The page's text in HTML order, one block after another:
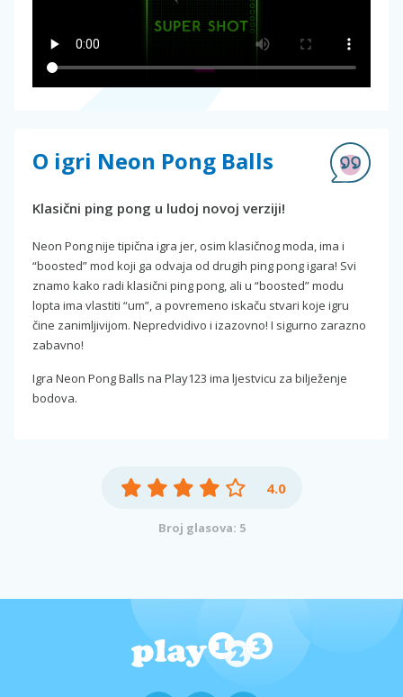
O igri Neon Pong Balls
Klasični ping pong u ludoj novoj verziji!
Neon Pong nije tipična igra jer, osim klasičnog moda, ima i
“boosted” mod koji ga odvaja od drugih ping pong igara! Svi
znamo kako radi klasični ping pong, ali u “boosted” modu
lopta ima vlastiti “um”, a povremeno iskaču stvari koje igru
čine zanimljivijom. Nepredvidivo i izazovno! I sigurno zarazno
zabavno!
Igra Neon Pong Balls na Play123 ima ljestvicu za bilježenje
bodova.
4.0
Broj glasova: 5